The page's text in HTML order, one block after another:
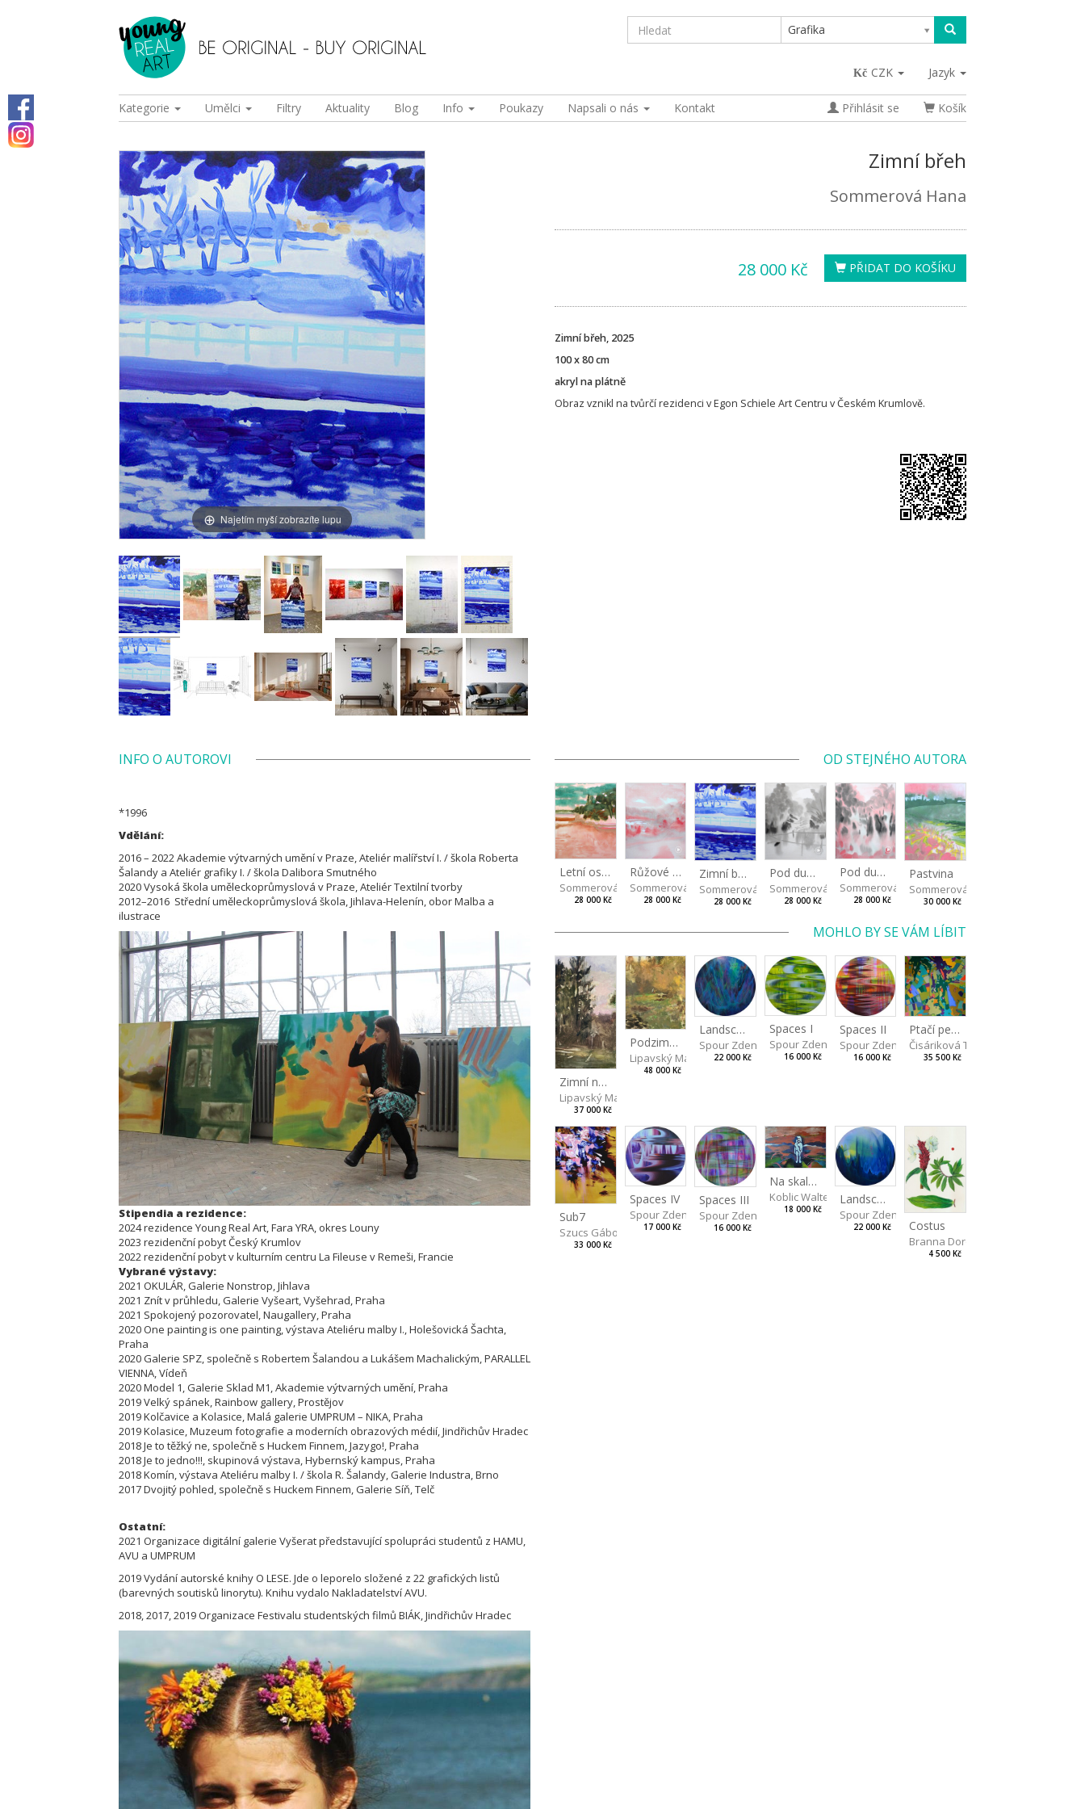
Grafika
CZK Jazyk
Kategorie Umělci Filtry Aktuality Blog Info Poukazy Napsali o nás Kontakt Přihlásit se Košík
Najetím myší zobrazíte lupu
Zimní břeh
Sommerová Hana
PŘIDAT DO KOŠÍKU
28 000 Kč
Zimní břeh, 2025
100 x 80 cm
akryl na plátně
Obraz vznikl na tvůrčí rezidenci v Egon Schiele Art Centru v Českém Krumlově.
INFO O AUTOROVI
*1996
Vdělání:
2016 – 2022 Akademie výtvarných umění v Praze, Ateliér malířství I. / škola Roberta
Šalandy a Ateliér grafiky I. / škola Dalibora Smutného
2020 Vysoká škola uměleckoprůmyslová v Praze, Ateliér Textilní tvorby
2012–2016 Střední uměleckoprůmyslová škola, Jihlava-Helenín, obor Malba a
ilustrace
Stipendia a rezidence:
2024 rezidence Young Real Art, Fara YRA, okres Louny
2023 rezidenční pobyt Český Krumlov
2022 rezidenční pobyt v kulturním centru La Fileuse v Remeši, Francie
Vybrané výstavy:
2021 OKULÁR, Galerie Nonstrop, Jihlava
2021 Znít v průhledu, Galerie Vyšeart, Vyšehrad, Praha
2021 Spokojený pozorovatel, Naugallery, Praha
2020 One painting is one painting, výstava Ateliéru malby I., Holešovická Šachta,
Praha
2020 Galerie SPZ, společně s Robertem Šalandou a Lukášem Machalickým, PARALLEL
VIENNA, Vídeň
2020 Model 1, Galerie Sklad M1, Akademie výtvarných umění, Praha
2019 Velký spánek, Rainbow gallery, Prostějov
2019 Kolčavice a Kolasice, Malá galerie UMPRUM – NIKA, Praha
2019 Kolasice, Muzeum fotografie a moderních obrazových médií, Jindřichův Hradec
2018 Je to těžký ne, společně s Huckem Finnem, Jazygo!, Praha
2018 Je to jedno!!!, skupinová výstava, Hybernský kampus, Praha
2018 Komín, výstava Ateliéru malby I. / škola R. Šalandy, Galerie Industra, Brno
2017 Dvojitý pohled, společně s Huckem Finnem, Galerie Síň, Telč
Ostatní:
2021 Organizace digitální galerie Vyšerat představující spolupráci studentů z HAMU,
AVU a UMPRUM
2019 Vydání autorské knihy O LESE. Jde o leporelo složené z 22 grafických listů
(barevných soutisků linorytu). Knihu vydalo Nakladatelství AVU.
2018, 2017, 2019 Organizace Festivalu studentských filmů BIÁK, Jindřichův Hradec
OD STEJNÉHO AUTORA
Letní ostrov
Sommerová Hana
28 000 Kč
Růžové ráno
Sommerová Hana
28 000 Kč
Zimní břeh
Sommerová Hana
28 000 Kč
Pod duby I
Sommerová Hana
28 000 Kč
Pod duby II
Sommerová Hana
28 000 Kč
Pastvina
Sommerová Hana
30 000 Kč
MOHLO BY SE VÁM LÍBIT
Zimní nebe
Lipavský Matěj
37 000 Kč
Podzimní zahrada
Lipavský Matěj
48 000 Kč
Landscape III
Spour Zdeněk
22 000 Kč
Spaces I
Spour Zdeněk
16 000 Kč
Spaces II
Spour Zdeněk
16 000 Kč
Ptačí perspektiva
Čisáriková Táňa
35 500 Kč
Sub7
Szucs Gábor
33 000 Kč
Spaces IV
Spour Zdeněk
17 000 Kč
Spaces III
Spour Zdeněk
16 000 Kč
Na skalách
Koblic Walterová Martina
18 000 Kč
Landscape II
Spour Zdeněk
22 000 Kč Costus
Branna Dorota
4 500 Kč